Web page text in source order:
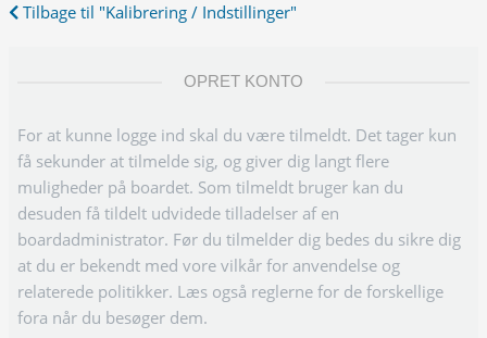
Tilbage til "Kalibrering / Indstillinger"
OPRET KONTO
For at kunne logge ind skal du være tilmeldt. Det tager kun
få sekunder at tilmelde sig, og giver dig langt flere
muligheder på boardet. Som tilmeldt bruger kan du
desuden få tildelt udvidede tilladelser af en
boardadministrator. Før du tilmelder dig bedes du sikre dig
at du er bekendt med vore vilkår for anvendelse og
relaterede politikker. Læs også reglerne for de forskellige
fora når du besøger dem.